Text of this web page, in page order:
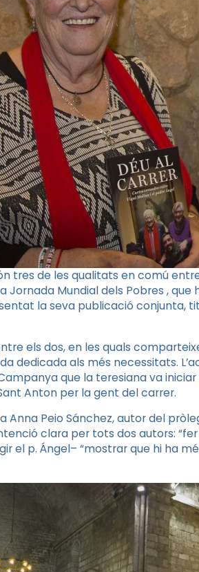
tres de les qualitats en comú
Jornada Mundial dels Pobres ,que
la seva publicació conjunta,
els dos, en les quals
dedicada als més necessitats.
que la teresiana va iniciar
Anton per la gent del carrer.
Anna Peio Sánchez,autor del
clara per tots dos autors: “fer
el p. Ángel– “mostrar que hi ha